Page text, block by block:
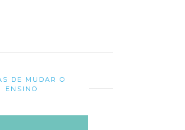
DE MUDAR O
ENSINO